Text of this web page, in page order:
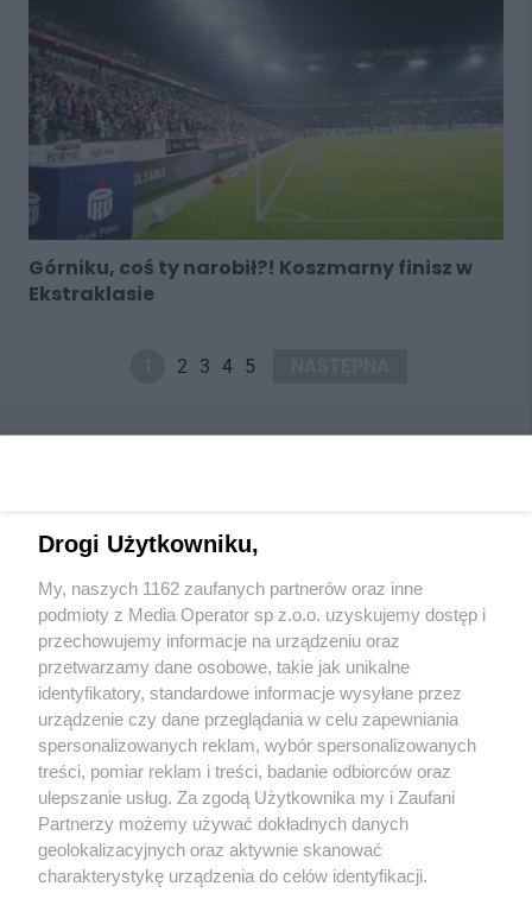
Górniku, coś ty narobił?! Koszmarny finisz w
Ekstraklasie
2 3 4 5
Wydawca mediów
Nie zapomnij
zapoznać się z:
polityką prywatności regulamin korzystania z portali
Twojemiasto
Piekary Śląskie
Chorzów
Tarnowskie Góry
Ruda Śląska
Świętochłowice
Skontaktuj sięz nami
Kontakt
Wydawca
Redakcja
Reklama
Drogi Użytkowniku,
My, naszych 1162 zaufanych partnerów oraz inne
podmioty z Media Operator sp z.o.o. uzyskujemy dostęp i
przechowujemy informacje na urządzeniu oraz
przetwarzamy dane osobowe, takie jak unikalne
identyfikatory, standardowe informacje wysyłane przez
urządzenie czy dane przeglądania w celu zapewniania
spersonalizowanych reklam, wybór spersonalizowanych
treści, pomiar reklam i treści, badanie odbiorców oraz
ulepszanie usług. Za zgodą Użytkownika my i Zaufani
Partnerzy możemy używać dokładnych danych
geolokalizacyjnych oraz aktywnie skanować
charakterystykę urządzenia do celów identyfikacji.